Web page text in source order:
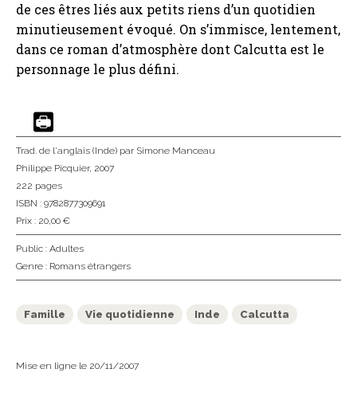
de ces êtres liés aux petits riens d’un quotidien
minutieusement évoqué. On s’immisce, lentement,
dans ce roman d’atmosphère dont Calcutta est le
personnage le plus défini.
Trad. de l'anglais (Inde) par Simone Manceau
Philippe Picquier, 2007
222 pages
ISBN : 9782877309691
Prix : 20,00 €
Public : Adultes
Genre : Romans étrangers
Famille Vie quotidienne Inde Calcutta
Mise en ligne le 20/11/2007